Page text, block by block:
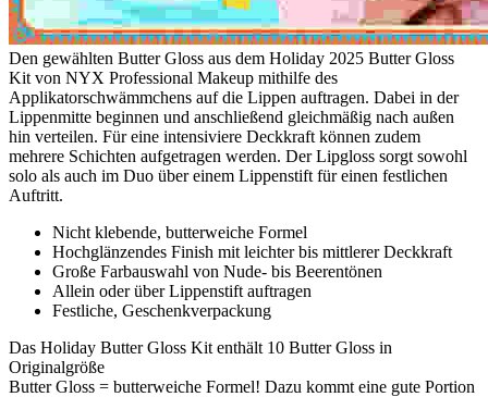
Den gewählten Butter Gloss aus dem Holiday 2025 Butter Gloss
Kit von NYX Professional Makeup mithilfe des
Applikatorschwämmchens auf die Lippen auftragen. Dabei in der
Lippenmitte beginnen und anschließend gleichmäßig nach außen
hin verteilen. Für eine intensiviere Deckkraft können zudem
mehrere Schichten aufgetragen werden. Der Lipgloss sorgt sowohl
solo als auch im Duo über einem Lippenstift für einen festlichen
Auftritt.
Nicht klebende, butterweiche Formel
Hochglänzendes Finish mit leichter bis mittlerer Deckkraft
Große Farbauswahl von Nude- bis Beerentönen
Allein oder über Lippenstift auftragen
Festliche, Geschenkverpackung
Das Holiday Butter Gloss Kit enthält 10 Butter Gloss in
Originalgröße
Butter Gloss = butterweiche Formel! Dazu kommt eine gute Portion